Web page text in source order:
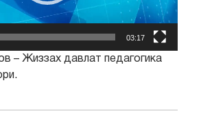
03:17
– Жиззах давлат педагогика